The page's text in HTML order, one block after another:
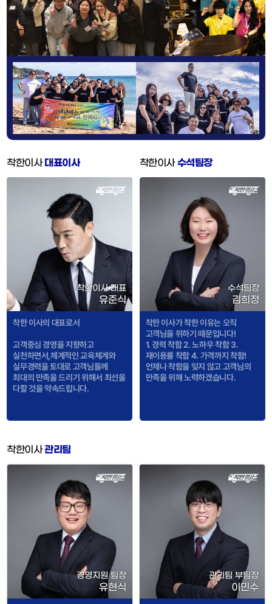
착한이사대표이사
착한이사 대표
유준식
착한 이사의 대표로서
고객중심 경영을 지향하고
실천하면서,체계적인 교육체계와
실무경력을 토대로 고객님들께
최대의 만족을 드리기 위해서 최선을
다할 것을 약속드립니다.
착한이사수석팀장
수석팀장
김희정
착한 이사가 착한 이유는 오직
고객님을 위하기 때문입니다!
1. 경력 착함 2. 노하우 착함 3.
재이용률 착함 4. 가격까지 착함!
언제나 착함을 잊지 않고 고객님의
만족을 위해 노력하겠습니다.
착한이사관리팀
경영지원 팀장
유현식
관리팀 부팀장
이민수